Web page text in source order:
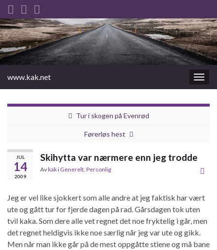
Slåu
av/på
www.kak.net
Tur i skogen på Evenrød
Førerløs hest
JUL
14
2009
Skihytta var nærmere enn jeg trodde
Avkaki Generelt Personlig
Jeg er vel like sjokkert som alle andre at jeg faktisk har vært
ute og gått tur for fjerde dagen på rad. Gårsdagen tok uten
tvil kaka. Som dere alle vet regnet det noe fryktelig i går, men
det regnet heldigvis ikke noe særlig når jeg var ute og gikk.
Men når man ikke går på de mest oppgåtte stiene og må bane